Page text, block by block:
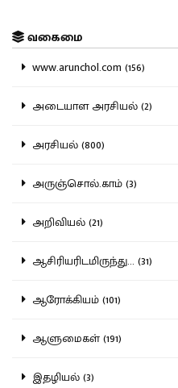
வகைமை
www.arunchol.com (156)
அடையாள அரசியல் (2)
அரசியல் (800)
அருஞ்சொல்.காம் (3)
அறிவியல் (21)
ஆசிரியரிடமிருந்து... (31)
ஆரோக்கியம் (101)
ஆளுமைகள் (191)
இதழியல் (3)